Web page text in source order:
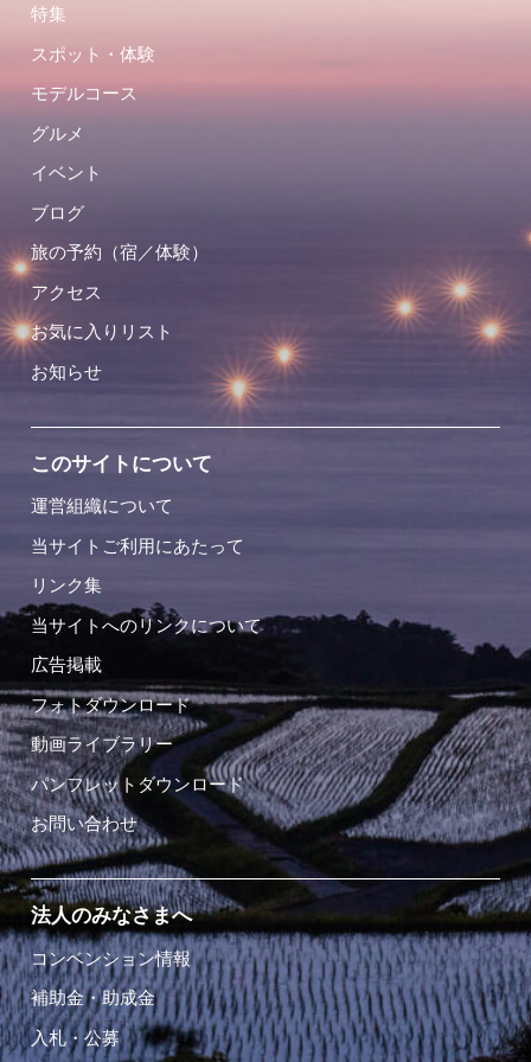
特集
スポット・体験
モデルコース
グルメ
イベント
ブログ
旅の予約（宿／体験）
アクセス
お気に入りリスト
お知らせ
このサイトについて
運営組織について
当サイトご利用にあたって
リンク集
当サイトへのリンクについて
広告掲載
フォトダウンロード
動画ライブラリー
パンフレットダウンロード
お問い合わせ
法人のみなさまへ
コンベンション情報
補助金・助成金
入札・公募